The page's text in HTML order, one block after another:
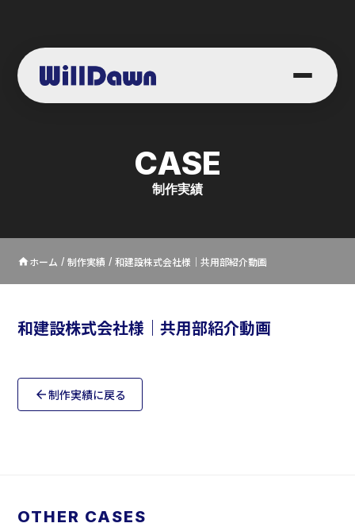
CASE
制作実績
homeホーム / 制作実績 / 和建設株式会社様｜共用部紹介動画
和建設株式会社様｜共用部紹介動画
arrow_back制作実績に戻る
OTHER CASES